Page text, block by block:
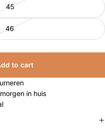
45
46
to cart
in huis